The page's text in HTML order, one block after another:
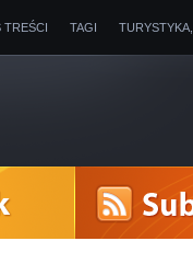
TREŚCI TAGI